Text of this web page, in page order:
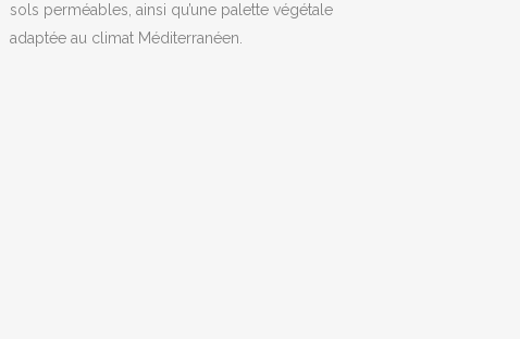
sols perméables, ainsi qu’une palette végétale
adaptée au climat Méditerranéen.